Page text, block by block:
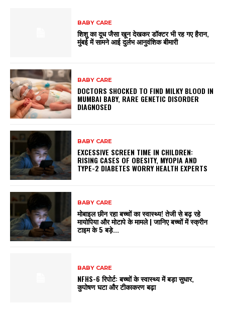
BABY CARE
शिशु का दूध जैसा खून देखकर डॉक्टर भी रह गए हैरान,
मुंबई में सामने आई दुर्लभ आनुवंशिक बीमारी
BABY CARE
DOCTORS SHOCKED TO FIND MILKY BLOOD IN
MUMBAI BABY, RARE GENETIC DISORDER
DIAGNOSED
BABY CARE
EXCESSIVE SCREEN TIME IN CHILDREN:
RISING CASES OF OBESITY, MYOPIA AND
TYPE-2 DIABETES WORRY HEALTH EXPERTS
BABY CARE
मोबाइल छीन रहा बच्चों का स्वास्थ्य! तेजी से बढ़ रहे
मायोपिया और मोटापे के मामले | जानिए बच्चों में स्क्रीन
टाइम के 5 बड़े...
BABY CARE
NFHS-6 रिपोर्ट: बच्चों के स्वास्थ्य में बड़ा सुधार,
कुपोषण घटा और टीकाकरण बढ़ा